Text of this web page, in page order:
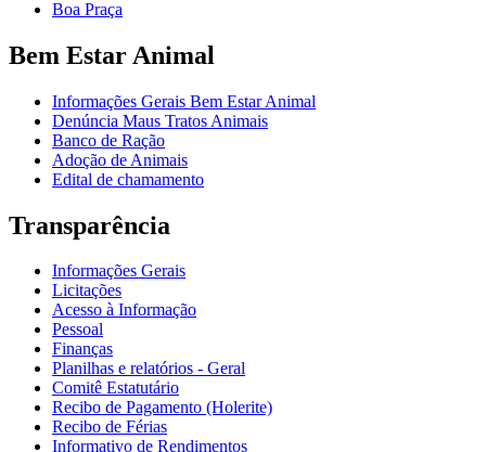
Boa Praça
Bem Estar Animal
Informações Gerais Bem Estar Animal
Denúncia Maus Tratos Animais
Banco de Ração
Adoção de Animais
Edital de chamamento
Transparência
Informações Gerais
Licitações
Acesso à Informação
Pessoal
Finanças
Planilhas e relatórios - Geral
Comitê Estatutário
Recibo de Pagamento (Holerite)
Recibo de Férias
Informativo de Rendimentos